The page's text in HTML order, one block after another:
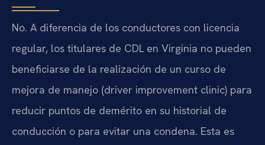
No. A diferencia de los conductores con licencia
regular, los titulares de CDL en Virginia no pueden
beneficiarse de la realización de un curso de
mejora de manejo (driver improvement clinic) para
reducir puntos de demérito en su historial de
conducción o para evitar una condena. Esta es